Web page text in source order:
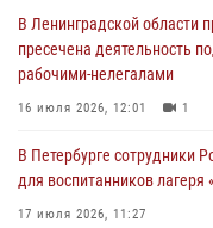
В Центральном районе
хулигана, стрелявшего из
домами
06 августа 2026, 11:36
Сотрудники и
правопорядок при
06 августа 2026, 07:30
В Ленинградской области
пресечена деятельность
рабочими-нелегалами
16 июля 2026, 12:01 1
В Петербурге сотрудники
для воспитанников лагеря
17 июля 2026, 11:27